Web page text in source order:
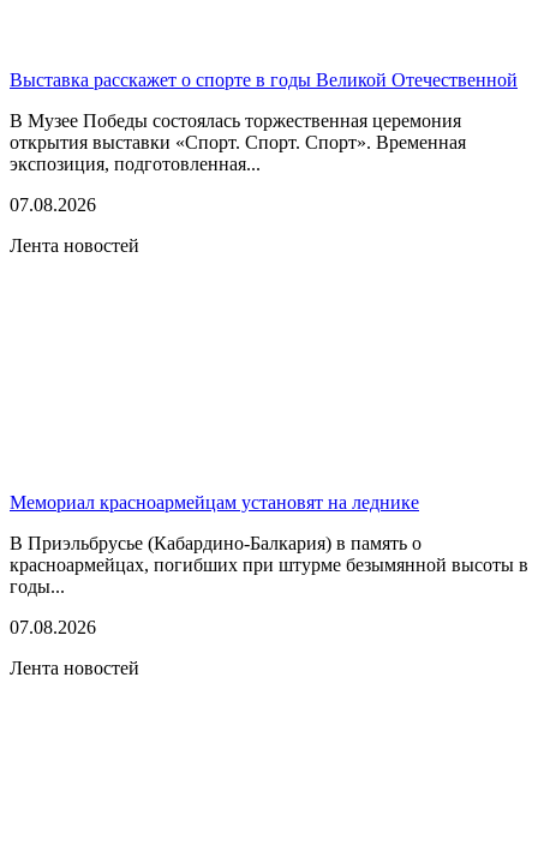
Выставка расскажет о спорте в годы Великой Отечественной
В Музее Победы состоялась торжественная церемония
открытия выставки «Спорт. Спорт. Спорт». Временная
экспозиция, подготовленная...
07.08.2026
Лента новостей
Мемориал красноармейцам установят на леднике
В Приэльбрусье (Кабардино-Балкария) в память о
красноармейцах, погибших при штурме безымянной высоты в
годы...
07.08.2026
Лента новостей